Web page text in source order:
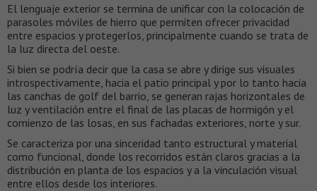
El lenguaje exterior se termina de unificar con la colocación de
parasoles móviles de hierro que permiten ofrecer privacidad
entre espacios y protegerlos, principalmente cuando se trata de
la luz directa del oeste.
Si bien se podría decir que la casa se abre y dirige sus visuales
introspectivamente, hacia el patio principal y por lo tanto hacia
las canchas de golf del barrio, se generan rajas horizontales de
luz y ventilación entre el final de las placas de hormigón y el
comienzo de las losas, en sus fachadas exteriores, norte y sur.
Se caracteriza por una sinceridad tanto estructural y material
como funcional, donde los recorridos están claros gracias a la
distribución en planta de los espacios y a la vinculación visual
entre ellos desde los interiores.